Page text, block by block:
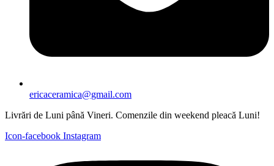
ericaceramica@gmail.com
Livrări de Luni până Vineri. Comenzile din weekend pleacă Luni!
Icon-facebook Instagram